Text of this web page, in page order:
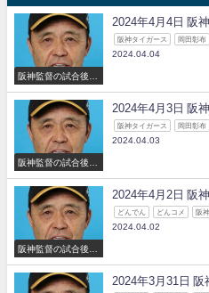
阪神監督の試合後の
コメント
2024年4月4日 阪
阪神タイガース 岡田彰布
2024.04.04
阪神監督の試合後の
コメント
2024年4月3日 阪
阪神タイガース 岡田彰布
2024.04.03
阪神監督の試合後の
コメント
2024年4月2日 阪
どんでん どんコメ 阪
2024.04.02
2024年3月31日